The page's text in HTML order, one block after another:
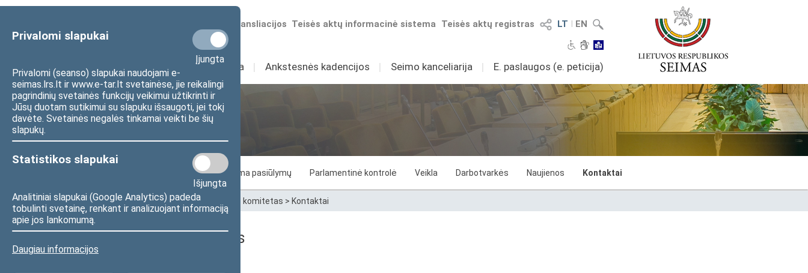
Privalomi slapukai
Įjungta
Privalomi (seanso) slapukai naudojami e-
seimas.lrs.lt ir www.e-tar.lt svetainėse, jie reikalingi
pagrindinių svetainės funkcijų veikimui užtikrinti ir
Jūsų duotam sutikimui su slapuku išsaugoti, jei tokį
davėte. Svetainės negalės tinkamai veikti be šių
slapukų.
Statistikos slapukai
Išjungta
Analitiniai slapukai (Google Analytics) padeda
tobulinti svetainę, renkant ir analizuojant informaciją
apie jos lankomumą.
Daugiau informacijos
LT I EN
Teisės aktų registras
Teisės aktų informacinė sistema
Numatomos transliacijos
Sudėtis Veikla I Ankstesnės kadencijos I Seimo kanceliarija I E. paslaugos (e. peticija)
Kultūros komitetas
Posėdžiai Laukiama pasiūlymų Parlamentinė kontrolė Veikla Darbotvarkės Naujienos Kontaktai
Pradžia>Komitetai ir komisijos> Kultūros komitetas > Kontaktai
Kultūros komiteto biuras